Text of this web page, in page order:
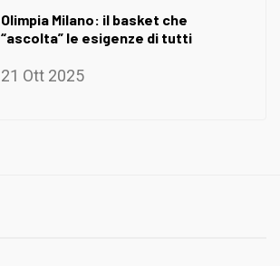
Olimpia Milano: il basket che
“ascolta” le esigenze di tutti
21 Ott 2025